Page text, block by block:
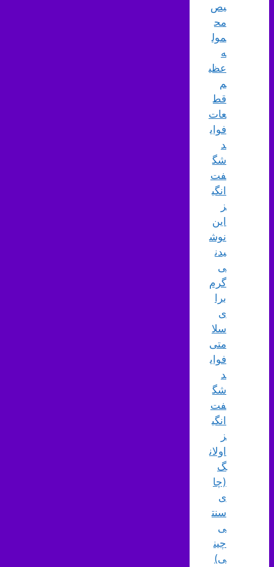
یص
مح
مول
ه
عظی
م
قط
عات
فوای
د
شگ
فت‌
انگی
ز
این
نوش
یدن
ی
گرم
برا
ی
سلا
متی
فوای
د
شگ
فت‌
انگی
ز
اولان
گ
(چا
ی
سنت
ی
چین
ی)